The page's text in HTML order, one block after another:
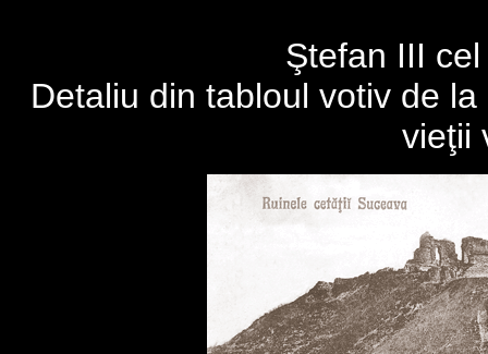
Ştefan III
Detaliu din tabloul votiv de
vieţii